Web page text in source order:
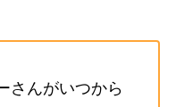
さんがいつから